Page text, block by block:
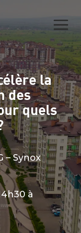
la
des
quels
– Synox
à